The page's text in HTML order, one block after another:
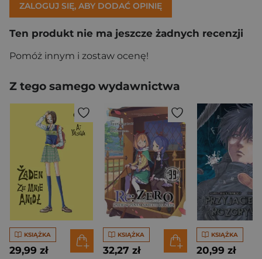
ZALOGUJ SIĘ, ABY DODAĆ OPINIĘ
Ten produkt nie ma jeszcze żadnych recenzji
Pomóż innym i zostaw ocenę!
Z tego samego wydawnictwa
KSIĄŻKA
29,99 zł
KSIĄŻKA
32,27 zł
KSIĄŻKA
20,99 zł